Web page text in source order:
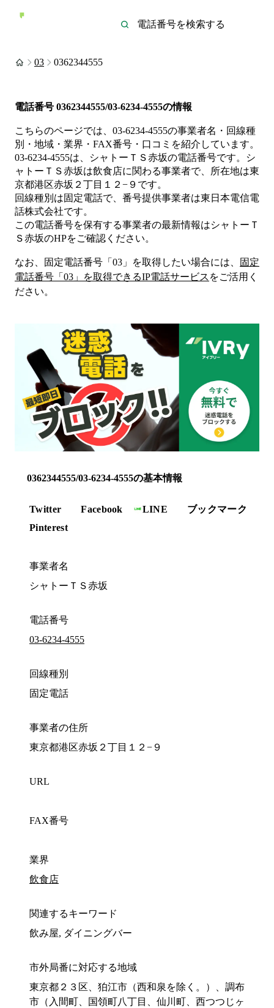
03 0362344555
電話番号 0362344555/03-6234-4555の情報
こちらのページでは、 03-6234-4555の事業者名・回線種
別・地域・業界・FAX番号・口コミを紹介しています。
03-6234-4555は、 シャトーＴＳ赤坂の電話番号です。
シ
ャトーＴＳ赤坂は飲食店に関わる事業者で、所在地は東
京都港区赤坂２丁目１２−９ です。
回線種別は固定電話で、番号提供事業者は東日本電信電
話株式会社です。
この電話番号を保有する事業者の最新情報はシャトーＴ
Ｓ赤坂のHPをご確認ください。
なお、固定電話番号「 03 」を取得したい場合には、
固定
電話番号「 03 」を取得できるIP電話サービス をご活用く
ださい。
0362344555/03-6234-4555の基本情報
Twitter Facebook LINE
ブックマーク
Pinterest
事業者名
シャトーＴＳ赤坂
電話番号
03-6234-4555
回線種別
固定電話
事業者の住所
東京都港区赤坂２丁目１２−９
URL
FAX番号
業界
飲食店
関連するキーワード
飲み屋, ダイニングバー
市外局番に対応する地域
東京都２３区、狛江市（西和泉を除く。）、調布
市（入間町、国領町八丁目、仙川町、西つつじヶ